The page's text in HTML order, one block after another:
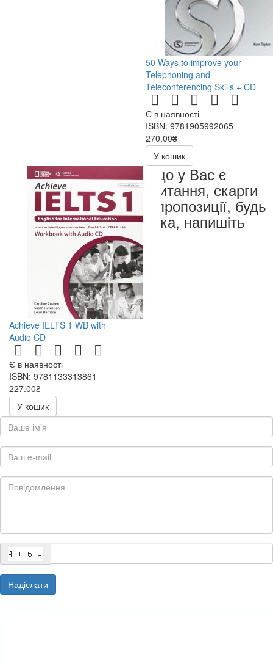
50 Ways to improve your
Telephoning and
Teleconferencing Skills + CD
Є в наявності
ISBN: 9781905992065
270.00₴
540.00₴
У кошик
Achieve IELTS 1 WB with
Audio CD
Є в наявності
ISBN: 9781133313861
227.00₴
454.00₴
У кошик
Якщо у Вас є
запитання, скарги
чи пропозиції, будь
ласка, напишіть
нам
Надіслати